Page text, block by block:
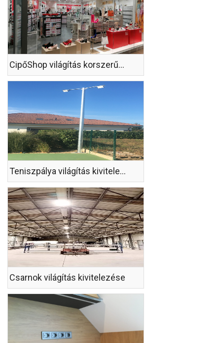
CipőShop világítás korszerűsítés
Teniszpálya világítás kivitelezése
Csarnok világítás kivitelezése